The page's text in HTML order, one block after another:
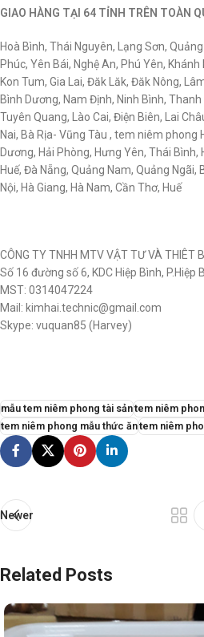
GIAO HÀNG TẠI 64 TỈNH TRÊN TOÀN
Hoà Bình, Thái Nguyên, Lạng Sơn,
Phúc, Yên Bái, Nghệ An, Phú Yên,
Kon Tum, Gia Lai, Đăk Lăk, Đăk Nông,
Bình Dương, Nam Định, Ninh Bình, Thanh
Tuyên Quang, Lào Cai, Điện Biên, Lai
Nai, Bà Rịa- Vũng Tàu , tem niêm phong
Dương, Hải Phòng, Hưng Yên, Thái Bình,
Huế, Đà Nẵng, Quảng Nam, Quảng
Nội, Hà Giang, Hà Nam, Cần Thơ, Huế
CÔNG TY TNHH MTV VẬT TƯ VÀ THIÊT
Số 16 đường số 6, KDC Hiệp Bình, P.Hiệp
MST: 0314047224
Mail: kimhai.technic@gmail.com
Skype: vuquan85 (Harvey)
mẫu tem niêm phong tài sảntem niêm
tem niêm phong mẫu thức ăntem niêm
Newer
Related Posts